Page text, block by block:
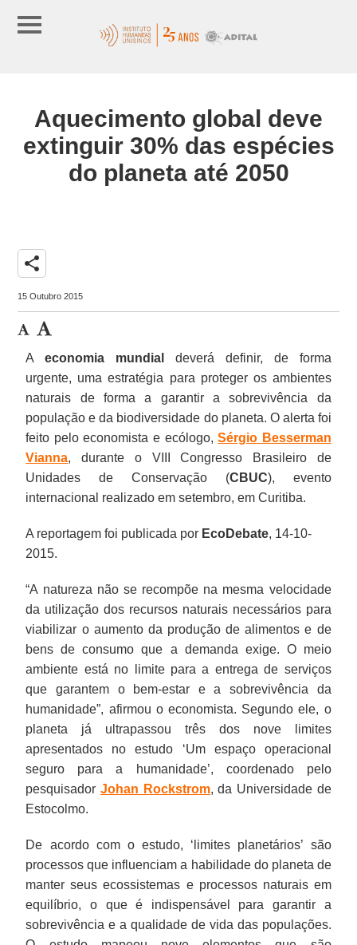
Aquecimento global deve
extinguir 30% das espécies
do planeta até 2050
share
15 Outubro 2015
Aeconomia mundial
deverá definir, de forma
urgente, uma estratégia para proteger os ambientes
naturais de forma a garantir a sobrevivência da
população e da biodiversidade do planeta. O alerta foi
feito pelo economista e ecólogo,Sérgio Besserman
Vianna, durante o VIII Congresso Brasileiro de
Unidades de Conservação (CBUC), evento
internacional realizado em setembro, em Curitiba.
A reportagem foi publicada por EcoDebate, 14-10-
2015.
“A natureza não se recompõe na mesma velocidade
da utilização dos recursos naturais necessários para
viabilizar o aumento da produção de alimentos e de
bens de consumo que a demanda exige. O meio
ambiente está no limite para a entrega de serviços
que garantem o bem-estar e a sobrevivência da
humanidade”, afirmou o economista. Segundo ele, o
planeta já ultrapassou três dos nove limites
apresentados no estudo ‘Um espaço operacional
seguro para a humanidade’, coordenado pelo
pesquisadorJohan Rockstrom, da Universidade de
Estocolmo.
De acordo com o estudo, ‘limites planetários’ são
processos que influenciam a habilidade do planeta de
manter seus ecossistemas e processos naturais em
equilíbrio, o que é indispensável para garantir a
sobrevivência e a qualidade de vida das populações.